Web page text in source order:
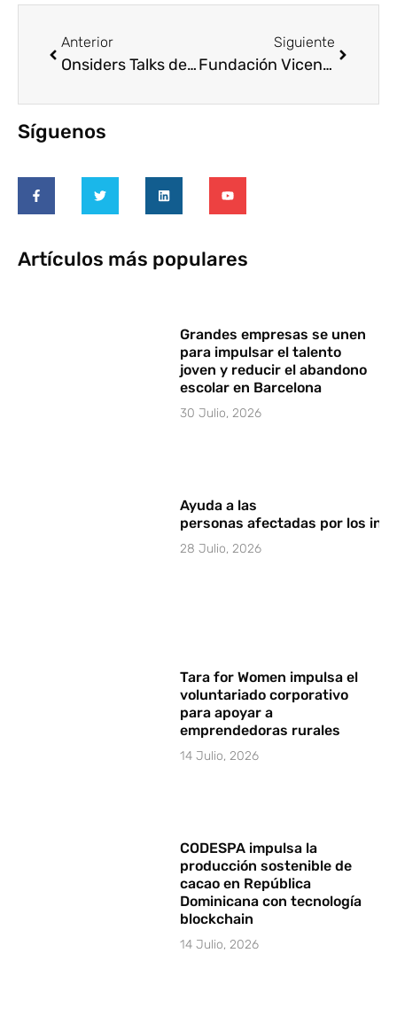
Anterior
Onsiders Talks de Ayuda en Acción: Desmontando trolls, likes y prejuicios sobre migraciones
Siguiente
Fundación Vicente Ferrer: ayúdales a reconstruir las escuelas arrasadas por la DANA
Síguenos
Artículos más populares
Grandes empresas se unen
para impulsar el talento
joven y reducir el abandono
escolar en Barcelona
30 Julio, 2026
Ayuda a las
personas afectadas por los
28 Julio, 2026
Tara for Women impulsa el
voluntariado corporativo
para apoyar a
emprendedoras rurales
14 Julio, 2026
CODESPA impulsa la
producción sostenible de
cacao en República
Dominicana con tecnología
blockchain
14 Julio, 2026